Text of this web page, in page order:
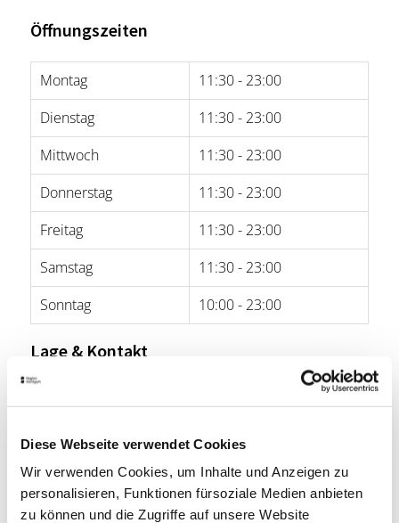
Diese Webseite verwendet Cookies
Wir verwenden Cookies, um Inhalte und Anzeigen zu
personalisieren, Funktionen fürsoziale Medien anbieten
zu können und die Zugriffe auf unsere Website
Öffnungszeiten
Montag
11:30 - 23:00
Dienstag
11:30 - 23:00
Mittwoch
11:30 - 23:00
Donnerstag
11:30 - 23:00
Freitag
11:30 - 23:00
Samstag
11:30 - 23:00
Sonntag
10:00 - 23:00
Lage & Kontakt
Adventure Golf Winnenden - Bamboo Lounge
Albertviller Straße 47
Telefon:+49 (0)7195 598 60 30
Mail:info@gastragmbh.de
Website:
www.adventuregolfwinnenden.de